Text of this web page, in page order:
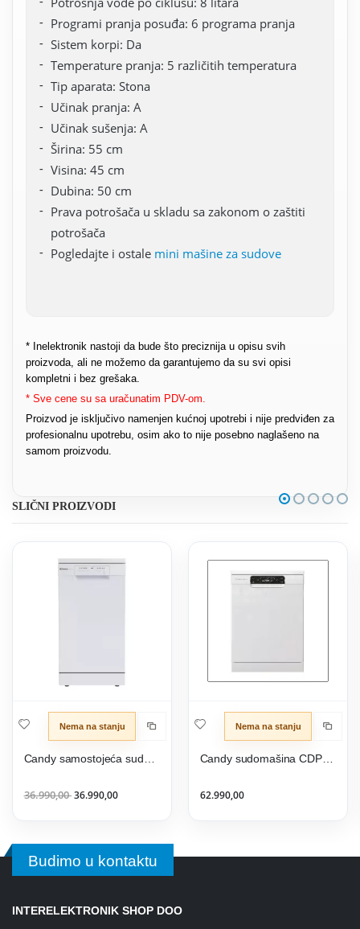
Programi pranja posuđa: 6 programa pranja
Sistem korpi: Da
Temperature pranja: 5 različitih temperatura
Tip aparata: Stona
Učinak pranja: A
Učinak sušenja: A
Širina: 55 cm
Visina: 45 cm
Dubina: 50 cm
Prava potrošača u skladu sa zakonom o zaštiti
potrošača
Pogledajte i ostale mini mašine za sudove
* Inelektronik nastoji da bude što preciznija u opisu svih
proizvoda, ali ne možemo da garantujemo da su svi opisi
kompletni i bez grešaka.
* Sve cene su sa uračunatim PDV-om.
Proizvod je isključivo namenjen kućnoj upotrebi i nije predviđen za
profesionalnu upotrebu, osim ako to nije posebno naglašeno na
samom proizvodu.
SLIČNI PROIZVODI
Nema na stanju
36.990,0036.990,00
Nema na stanju
Candy sudomašina CDPMN 4S622PW/E
62.990,00
Budimo u kontaktu
INTERELEKTRONIK SHOP DOO